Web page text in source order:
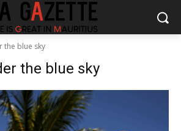
the blue sky
the blue sky